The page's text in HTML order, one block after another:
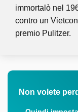
immortalò nel
contro un
premio Pulitzer.
Non volete